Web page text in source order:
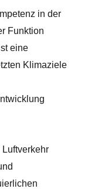
in der
Funktion
eine
Klimaziele